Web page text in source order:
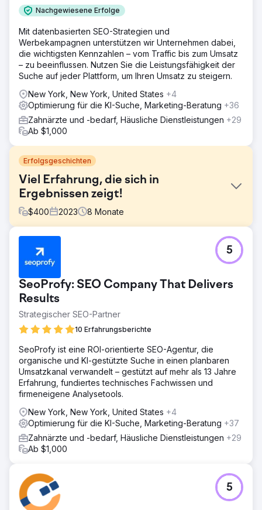
Nachgewiesene Erfolge
Mit datenbasierten SEO-Strategien und
Werbekampagnen unterstützen wir Unternehmen dabei,
die wichtigsten Kennzahlen – vom Traffic bis zum Umsatz
– zu beeinflussen. Nutzen Sie die Leistungsfähigkeit der
Suche auf jeder Plattform, um Ihren Umsatz zu steigern.
New York, New York, United States +4
Optimierung für die KI-Suche, Marketing-Beratung +36
Zahnärzte und -bedarf, Häusliche Dienstleistungen +29
Ab $1,000
Erfolgsgeschichten
Viel Erfahrung, die sich in
Ergebnissen zeigt!
$400 2023 8 Monate
Erhöhen Sie Website-Besuche, Google Business-
Besuche und Kundenkreis.
Lösung
Rock Salt arbeitete mit Gail zusammen, um Fokus-
Keywords auszuwählen, die sich auf ihre lukrativsten
Dienstleistungen beziehen, und entwickelte eine
fundierte Content-Strategie basierend auf diesen
Serviceseiten für jedes ihrer Angebote erstellt, Kernseiten
optimiert und Blogs geschrieben, um sie als Vordenkerin
zu etablieren.
Ergebnis
1.120 % Steigerung des geschätzten Keyword-Traffics.
943 % Anstieg der Ernennungen im Jahresvergleich. ∞
Steigerung des Keyword-Rankings auf der ersten Seite.
Die Inhalte, Backlinks und lokalen SEO-Bemühungen von
Rock Salt haben Gails Praxis dabei geholfen, das
Keyword-Ranking, den Website-Verkehr und vor allem
SeoProfy: SEO Company That Delivers
Results
Strategischer SEO-Partner
10 Erfahrungsberichte
5
SeoProfy ist eine ROI-orientierte SEO-Agentur, die
organische und KI-gestützte Suche in einen planbaren
Umsatzkanal verwandelt – gestützt auf mehr als 13 Jahre
Erfahrung, fundiertes technisches Fachwissen und
firmeneigene Analysetools.
New York, New York, United States +4
Optimierung für die KI-Suche, Marketing-Beratung +37
Zahnärzte und -bedarf, Häusliche Dienstleistungen +29
Ab $1,000
5